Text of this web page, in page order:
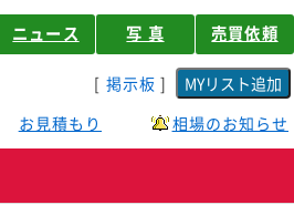
ニュース 写 真 売買依頼
[ 掲示板 ]
お見積もり
相場のお知らせ